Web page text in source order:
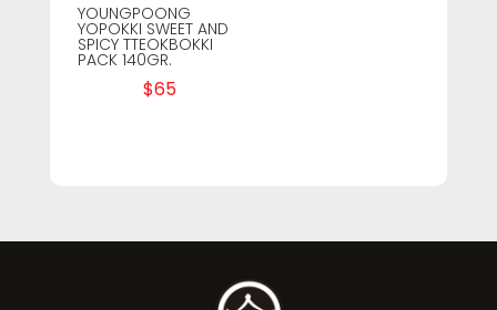
YOUNGPOONG
YOPOKKI SWEET AND
SPICY TTEOKBOKKI
PACK 140GR.
$65